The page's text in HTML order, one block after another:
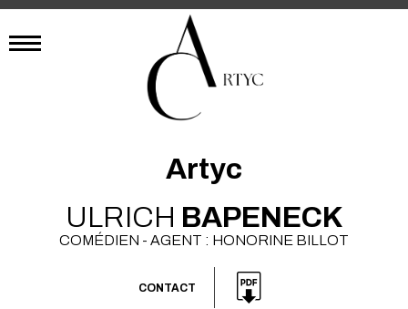
Artyc
ULRICH BAPENECK
COMÉDIEN - AGENT : HONORINE BILLOT
CONTACT